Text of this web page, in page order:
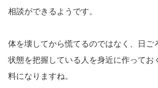
相談ができるようです。
体を壊してから慌てるのではなく、日ご
状態を把握している人を身近に作ってお
料になりますね。